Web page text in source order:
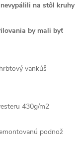
na stôl kruhy
by mali byť
vankúš
430g/m2
podnož